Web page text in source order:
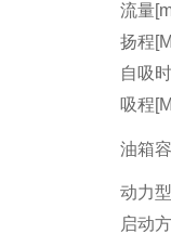
流量
扬程
自吸
吸程
油箱
动力
启动